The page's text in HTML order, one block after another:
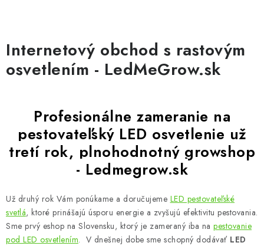
Internetový obchod s rastovým
osvetlením - LedMeGrow.sk
Profesionálne zameranie na
pestovateľský LED osvetlenie už
tretí rok, plnohodnotný growshop
- Ledmegrow.sk
Už druhý rok Vám ponúkame a doručujeme LED pestovateľské
svetlá, ktoré prinášajú úsporu energie a zvyšujú efektivitu pestovania.
Sme prvý eshop na Slovensku, ktorý je zameraný iba na pestovanie
pod LED osvetlením. V dnešnej dobe sme schopný dodávať LED